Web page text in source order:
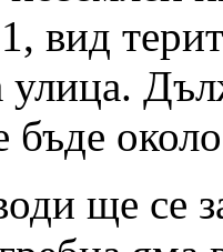
вид
улица.
бъде
ще се